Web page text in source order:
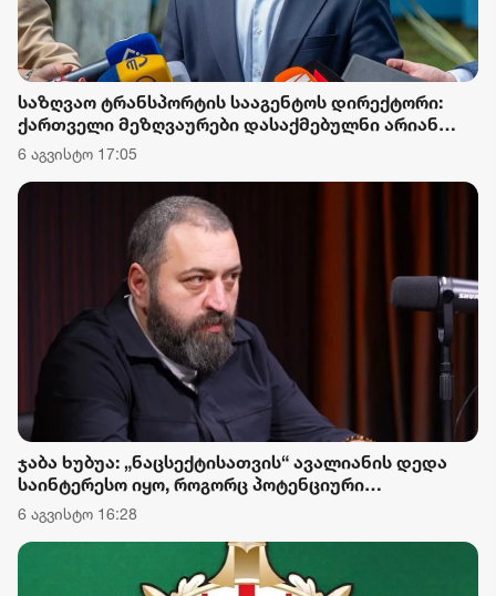
საზღვაო ტრანსპორტის სააგენტოს დირექტორი:
ქართველი მეზღვაურები დასაქმებულნი არიან
მსოფლიო სავაჭრო ფლოტის დაახლოებით 80%-ში
6 აგვისტო 17:05
ჯაბა ხუბუა: „ნაცსექტისათვის“ ავალიანის დედა
საინტერესო იყო, როგორც პოტენციური
პოლიტიკური ინსტრუმენტი, მაგრამ რაკი ეკა
კუპატაძემ სახელმწიფოს დაუფასა გამოძიების
შედეგები, პირველი შესაძლებლობისთანავე
ჩასცეს გულში შხამიანი ისარი
6 აგვისტო 16:28